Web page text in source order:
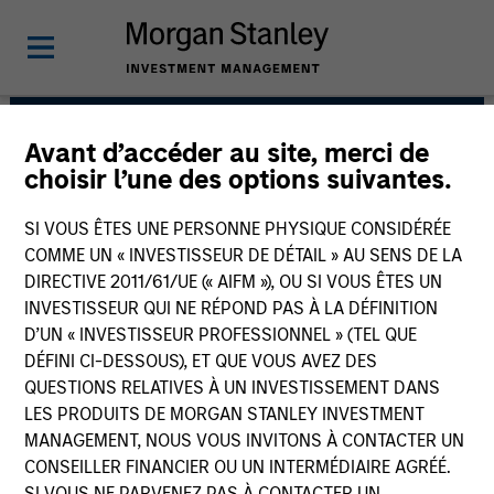
Avant d’accéder au site, merci de
choisir l’une des options suivantes.
SI VOUS ÊTES UNE PERSONNE PHYSIQUE CONSIDÉRÉE
COMME UN « INVESTISSEUR DE DÉTAIL » AU SENS DE LA
DIRECTIVE 2011/61/UE (« AIFM »), OU SI VOUS ÊTES UN
INVESTISSEUR QUI NE RÉPOND PAS À LA DÉFINITION
D’UN « INVESTISSEUR PROFESSIONNEL » (TEL QUE
DÉFINI CI-DESSOUS), ET QUE VOUS AVEZ DES
QUESTIONS RELATIVES À UN INVESTISSEMENT DANS
LES PRODUITS DE MORGAN STANLEY INVESTMENT
MANAGEMENT, NOUS VOUS INVITONS À CONTACTER UN
CONSEILLER FINANCIER OU UN INTERMÉDIAIRE AGRÉÉ.
European Real Assets
Private Credit Team
Strategies